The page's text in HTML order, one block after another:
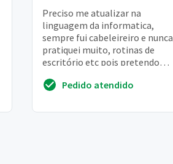
Preciso me atualizar na
linguagem da informatica,
sempre fui cabeleireiro e nunca
pratiquei muito, rotinas de
escritório etc pois pretendo
obrigado!Pedido atendido